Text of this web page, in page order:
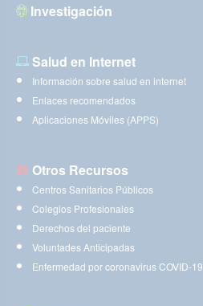
Investigación
Salud en Internet
Información sobre salud en internet
Enlaces recomendados
Aplicaciones Móviles (APPS)
Otros Recursos
Centros Sanitarios Públicos
Colegios Profesionales
Derechos del paciente
Voluntades Anticipadas
Enfermedad por coronavirus COVID-19